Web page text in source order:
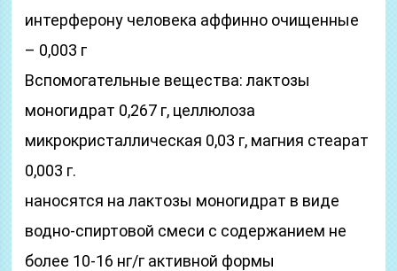
интерферону человека аффинно очищенные
– 0,003 г
Вспомогательные вещества: лактозы
моногидрат 0,267 г, целлюлоза
микрокристаллическая 0,03 г, магния стеарат
0,003 г.
наносятся на лактозы моногидрат в виде
водно-спиртовой смеси с содержанием не
более 10-16 нг/г активной формы